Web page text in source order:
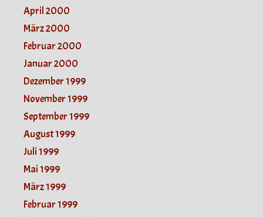
April 2000
März 2000
Februar 2000
Januar 2000
Dezember 1999
November 1999
September 1999
August 1999
Juli 1999
Mai 1999
März 1999
Februar 1999